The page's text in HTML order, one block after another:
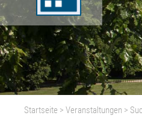
Startseite >Veranstaltungen >